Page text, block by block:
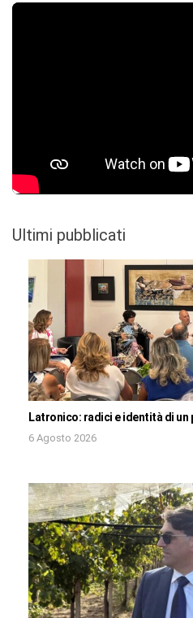
Ultimi pubblicati
Latronico: radici e identità di un
6 Agosto 2026